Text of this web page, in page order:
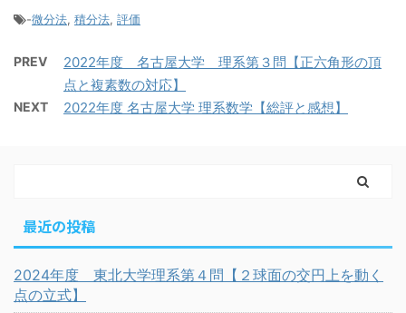
-微分法, 積分法, 評価
PREV
2022年度 名古屋大学 理系第３問【正六角形の頂
点と複素数の対応】
NEXT 2022年度 名古屋大学 理系数学【総評と感想】
最近の投稿
2024年度 東北大学理系第４問【２球面の交円上を動く
点の立式】